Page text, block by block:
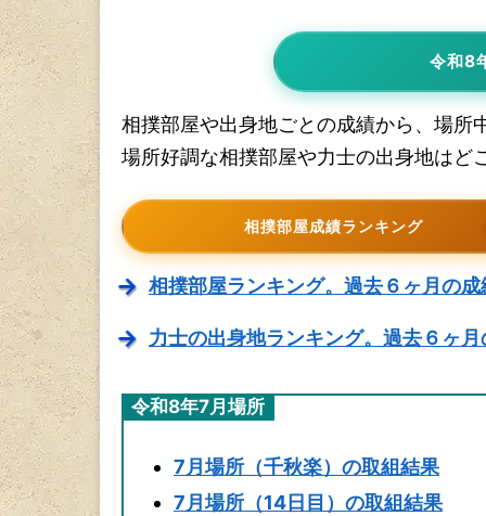
令和8
相撲部屋や出身地ごとの成績から、場所
場所好調な相撲部屋や力士の出身地はど
相撲部屋成績ランキング
相撲部屋ランキング。過去６ヶ月の
力士の出身地ランキング。過去６ヶ
令和8年7月場所
7月場所（千秋楽）の取組結果
7月場所（14日目）の取組結果